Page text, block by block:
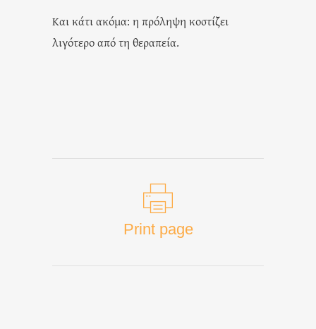
Και κάτι ακόμα: η πρόληψη κοστίζει
λιγότερο από τη θεραπεία.
Print page